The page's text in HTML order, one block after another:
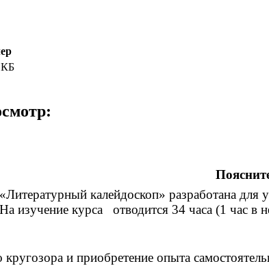
КБ
калейдоскоп» разработана для
изучение курса отводится 34 часа (1 час в
и приобретение опыта